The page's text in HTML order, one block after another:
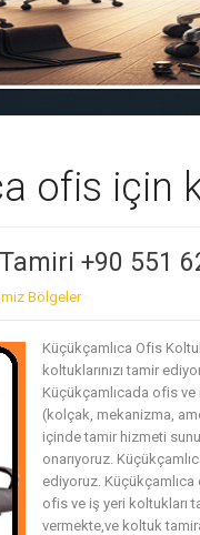
ofis için
+90 551
Bölgeler
Küçükçamlıca Ofis
koltuklarınızı tamir
Küçükçamlıcada ofis ve
(kolçak, mekanizma,
içinde tamir hizmeti
onarıyoruz.
ediyoruz.
ofis ve iş yeri koltukları
vermekte,ve koltuk